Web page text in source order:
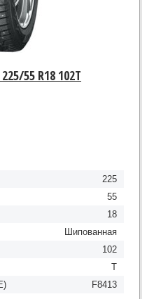
55 R18 102T
225
55
18
Шипованная
102
T
F8413